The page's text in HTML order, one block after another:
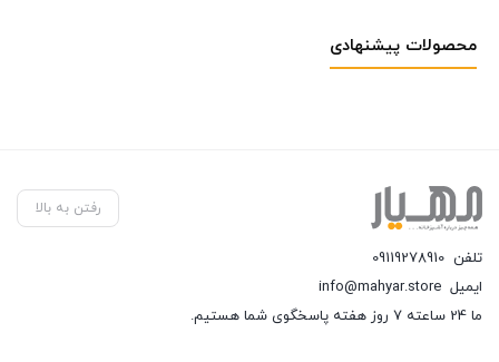
محصولات پیشنهادی
رفتن به بالا
تلفن 09119278910
ایمیل info@mahyar.store
ما 24 ساعته 7 روز هفته پاسخگوی شما هستیم.